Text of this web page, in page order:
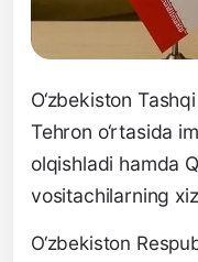
O‘zbekiston
Tehron o‘rtasida
olqishladi hamda
vositachilarning
O‘zbekiston